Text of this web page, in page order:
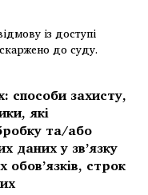
із доступі
до суду.
способи захисту,
які
та/або
даних у зв’язку
строк